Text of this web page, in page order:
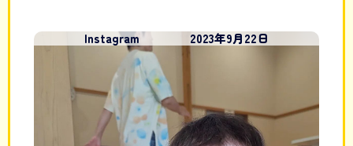
Instagram 2023年9月22日